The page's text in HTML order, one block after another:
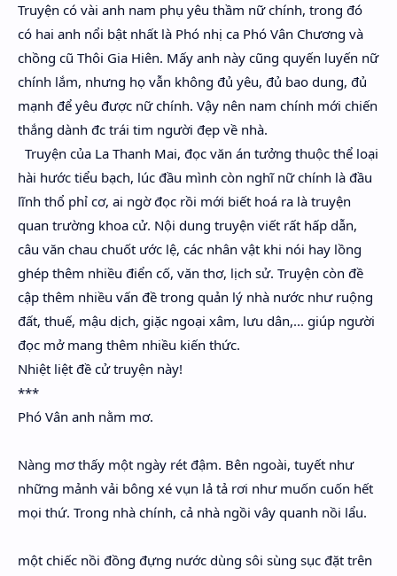
Truyện có vài anh nam phụ yêu thầm nữ chính, trong đó
có hai anh nổi bật nhất là Phó nhị ca Phó Vân Chương và
chồng cũ Thôi Gia Hiên. Mấy anh này cũng quyến luyến nữ
chính lắm, nhưng họ vẫn không đủ yêu, đủ bao dung, đủ
mạnh để yêu được nữ chính. Vậy nên nam chính mới chiến
thắng dành đc trái tim người đẹp về nhà.
Truyện của La Thanh Mai, đọc văn án tưởng thuộc thể loại
hài hước tiểu bạch, lúc đầu mình còn nghĩ nữ chính là đầu
lĩnh thổ phỉ cơ, ai ngờ đọc rồi mới biết hoá ra là truyện
quan trường khoa cử. Nội dung truyện viết rất hấp dẫn,
câu văn chau chuốt ước lệ, các nhân vật khi nói hay lồng
ghép thêm nhiều điển cố, văn thơ, lịch sử. Truyện còn đề
cập thêm nhiều vấn đề trong quản lý nhà nước như ruộng
đất, thuế, mậu dịch, giặc ngoại xâm, lưu dân,... giúp người
đọc mở mang thêm nhiều kiến thức.
Nhiệt liệt đề cử truyện này!
***
Phó Vân anh nằm mơ.
Nàng mơ thấy một ngày rét đậm. Bên ngoài, tuyết như
những mảnh vải bông xé vụn lả tả rơi như muốn cuốn hết
mọi thứ. Trong nhà chính, cả nhà ngồi vây quanh nồi lẩu.
một chiếc nồi đồng đựng nước dùng sôi sùng sục đặt trên